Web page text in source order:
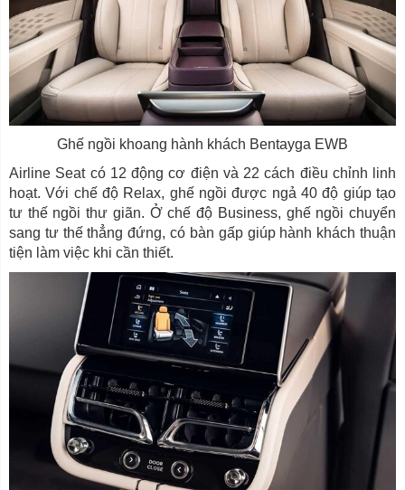
Ghế ngồi khoang hành khách Bentayga EWB
Airline Seat có 12 động cơ điện và 22 cách điều chỉnh linh
hoạt. Với chế độ Relax, ghế ngồi được ngả 40 độ giúp tạo
tư thế ngồi thư giãn. Ở chế độ Business, ghế ngồi chuyển
sang tư thế thẳng đứng, có bàn gấp giúp hành khách thuận
tiện làm việc khi cần thiết.